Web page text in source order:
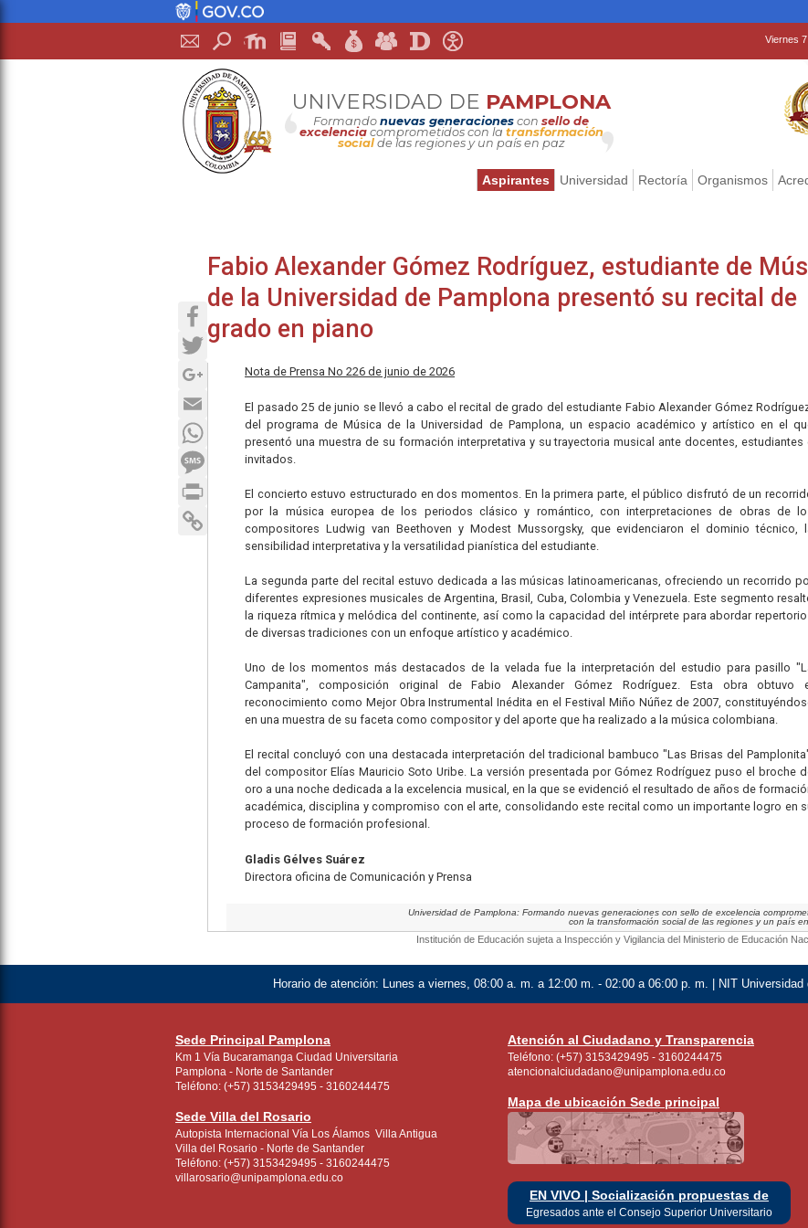
Viernes
UNIVERSIDAD DE PAMPLONA
Formando nuevas generaciones con sello de
excelenciacomprometidos con la transformación
socialde las regiones y un país en paz
Aspirantes Universidad Rectoría Organismos
Facebook
Twitter
Google+
WhatsApp
Copy Link
Fabio Alexander Gómez Rodríguez, estudiante de
de la Universidad de Pamplona presentó su recital de
grado en piano
Nota de Prensa No 226 de junio de 2026
El pasado 25 de junio se llevó a cabo el recital de grado del estudiante Fabio Alexander Gómez
del programa de Música de la Universidad de Pamplona, un espacio académico y artístico en el
presentó una muestra de su formación interpretativa y su trayectoria musical ante docentes, estudiantes
invitados.
El concierto estuvo estructurado en dos momentos. En la primera parte, el público disfrutó de un
por la música europea de los periodos clásico y romántico, con interpretaciones de obras de
compositores Ludwig van Beethoven y Modest Mussorgsky, que evidenciaron el dominio técnico,
sensibilidad interpretativa y la versatilidad pianística del estudiante.
La segunda parte del recital estuvo dedicada a las músicas latinoamericanas, ofreciendo un recorrido
diferentes expresiones musicales de Argentina, Brasil, Cuba, Colombia y Venezuela. Este segmento
la riqueza rítmica y melódica del continente, así como la capacidad del intérprete para abordar
de diversas tradiciones con un enfoque artístico y académico.
Uno de los momentos más destacados de la velada fue la interpretación del estudio para pasillo
Campanita", composición original de Fabio Alexander Gómez Rodríguez. Esta obra obtuvo
reconocimiento como Mejor Obra Instrumental Inédita en el Festival Miño Núñez de 2007,
en una muestra de su faceta como compositor y del aporte que ha realizado a la música colombiana.
El recital concluyó con una destacada interpretación del tradicional bambuco "Las Brisas del
del compositor Elías Mauricio Soto Uribe. La versión presentada por Gómez Rodríguez puso el broche
oro a una noche dedicada a la excelencia musical, en la que se evidenció el resultado de años de
académica, disciplina y compromiso con el arte, consolidando este recital como un importante logro en
proceso de formación profesional.
Gladis Gélves Suárez
Directora oficina de Comunicación y Prensa
Universidad de Pamplona: Formando nuevas generaciones con sello de excelencia
con la transformación social de las regiones y un país
Institución de Educación sujeta a Inspección y Vigilancia del Ministerio de Educación
Horario de atención: Lunes a viernes, 08:00 a. m. a 12:00 m. - 02:00 a 06:00 p. m. | NIT Universidad
Sede Principal Pamplona
Km 1 Vía Bucaramanga Ciudad Universitaria
Pamplona - Norte de Santander
Teléfono: (+57) 3153429495 - 3160244475
Sede Villa del Rosario
Autopista Internacional Vía Los Álamos Villa Antigua
Villa del Rosario - Norte de Santander
Teléfono: (+57) 3153429495 - 3160244475
villarosario@unipamplona.edu.co
Atención al Ciudadano y Transparencia
Teléfono: (+57) 3153429495 - 3160244475
atencionalciudadano@unipamplona.edu.co
Mapa de ubicación Sede principal
EN VIVO | Socialización propuestas de
Egresados ante el Consejo Superior Universitario